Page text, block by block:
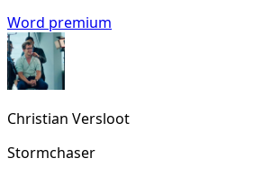
Word premium
Christian Versloot
Stormchaser